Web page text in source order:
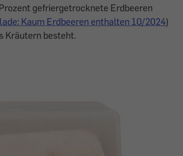
gefriergetrocknete Erdbeeren
Kaum Erdbeeren enthalten 10/2024)
Kräutern besteht.